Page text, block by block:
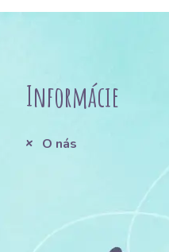
Informácie
O nás